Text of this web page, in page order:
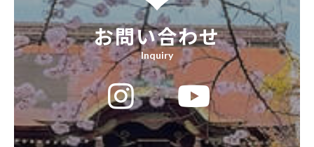
お問い合わせ
Inquiry
ア
イ
コ
ン
リ
ン
ク
ア
イ
コ
ン
リ
ン
ク
イ
コ
ン
リ
ン
ク